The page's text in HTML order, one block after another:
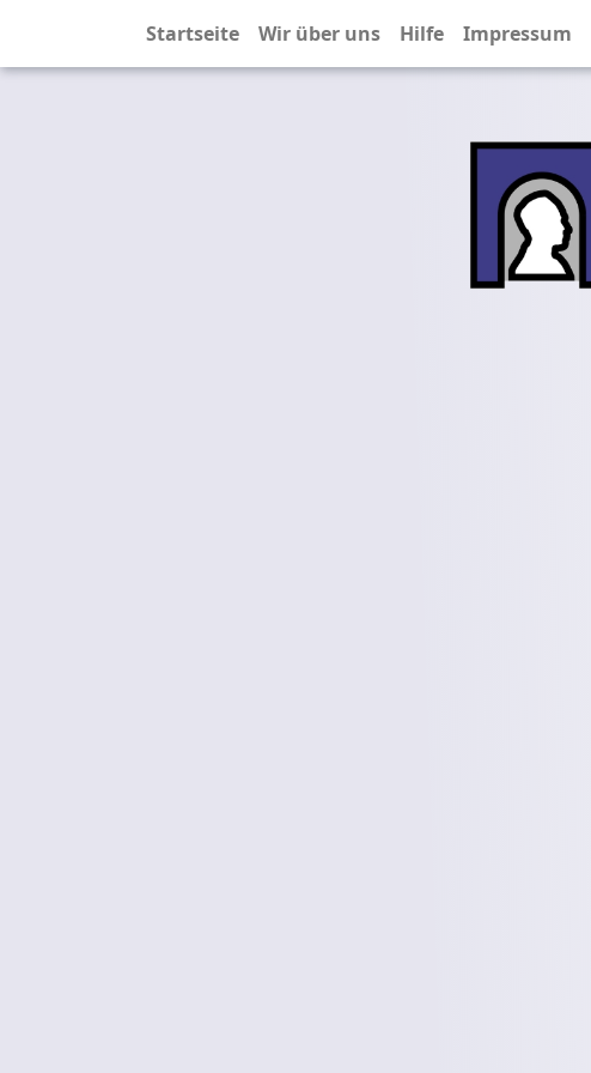
Startseite Wir über uns Hilfe Impressum